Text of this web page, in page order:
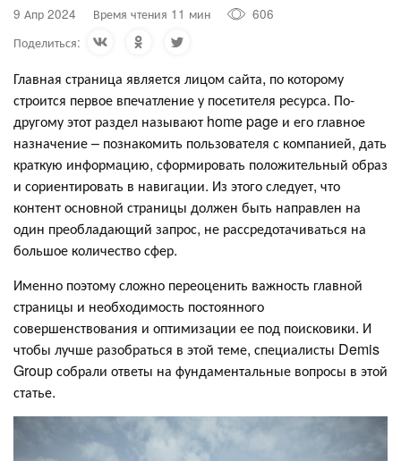
9 Апр 2024 Время чтения 11 мин
606
Поделиться:
Главная страница является лицом сайта, по которому
строится первое впечатление у посетителя ресурса. По-
другому этот раздел называют home page и его главное
назначение – познакомить пользователя с компанией, дать
краткую информацию, сформировать положительный образ
и сориентировать в навигации. Из этого следует, что
контент основной страницы должен быть направлен на
один преобладающий запрос, не рассредотачиваться на
большое количество сфер.
Именно поэтому сложно переоценить важность главной
страницы и необходимость постоянного
совершенствования и оптимизации ее под поисковики. И
чтобы лучше разобраться в этой теме, специалисты Demis
Group собрали ответы на фундаментальные вопросы в этой
статье.